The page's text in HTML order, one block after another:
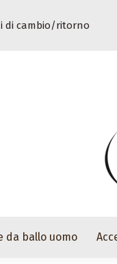
di cambio/ritorno
da ballo uomo